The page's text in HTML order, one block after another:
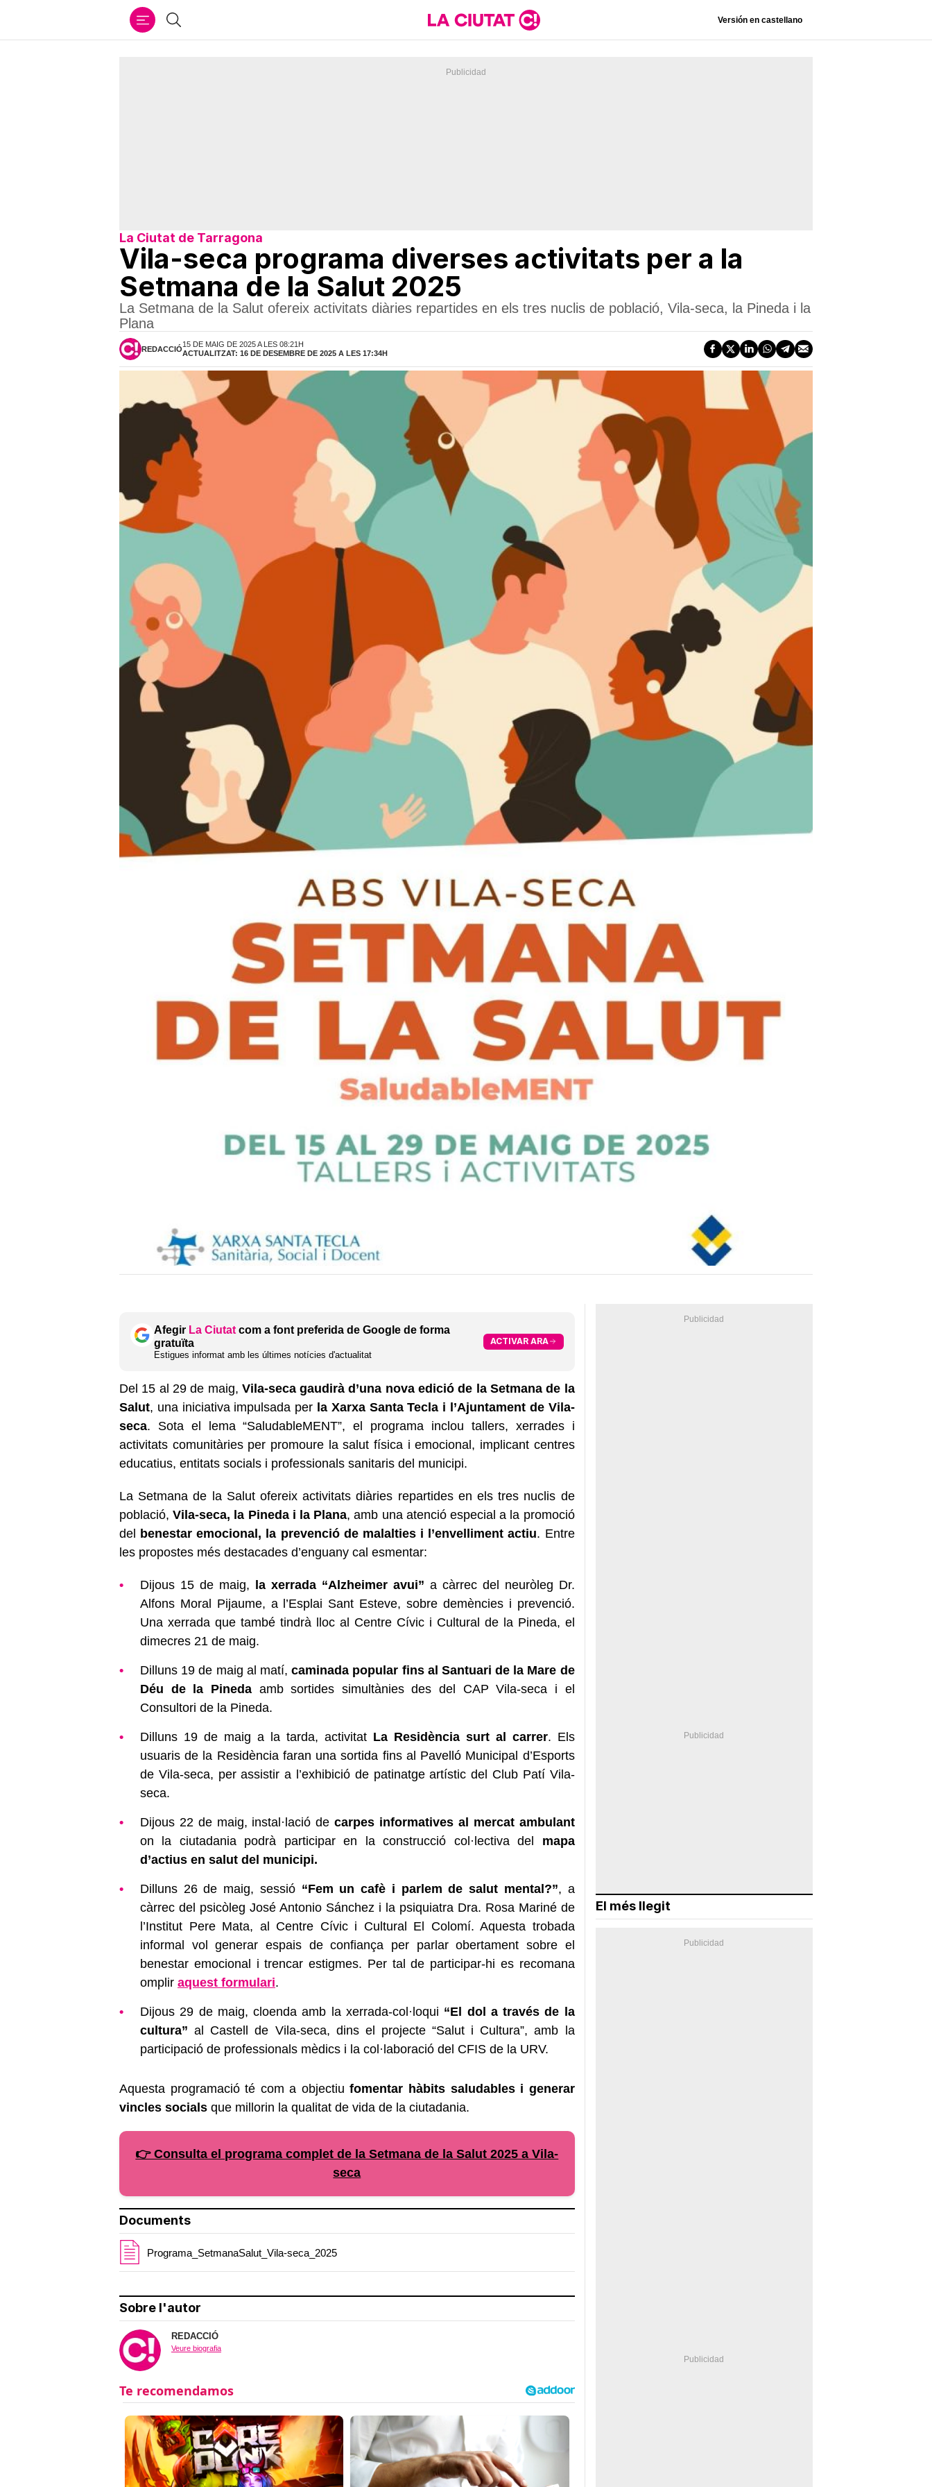
Cercar Versión en castellano
La Ciutat de Tarragona
Vila-seca programa diverses activitats per a la
Setmana de la Salut 2025
La Setmana de la Salut ofereix activitats diàries repartides en els tres nuclis de població, Vila-seca, la Pineda i la
Plana
REDACCIÓ
15 DE MAIG DE 2025 A LES 08:21H
ACTUALITZAT: 16 DE DESEMBRE DE 2025 A LES 17:34H
Afegir La Ciutat com a font preferida de Google de forma
gratuïta
Estigues informat amb les últimes notícies d'actualitat
ACTIVAR ARA
Del 15 al 29 de maig, Vila-seca gaudirà d’una nova edició de la Setmana de la
Salut, una iniciativa impulsada per la Xarxa Santa Tecla i l’Ajuntament de Vila-
seca. Sota el lema “SaludableMENT”, el programa inclou tallers, xerrades i
activitats comunitàries per promoure la salut física i emocional, implicant centres
educatius, entitats socials i professionals sanitaris del municipi.
La Setmana de la Salut ofereix activitats diàries repartides en els tres nuclis de
població,Vila-seca, la Pineda i la Plana, amb una atenció especial a la promoció
del benestar emocional, la prevenció de malalties i l’envelliment actiu. Entre
les propostes més destacades d’enguany cal esmentar:
Dijous 15 de maig, la xerrada “Alzheimer avui” a càrrec del neuròleg Dr.
Alfons Moral Pijaume, a l’Esplai Sant Esteve, sobre demències i prevenció.
Una xerrada que també tindrà lloc al Centre Cívic i Cultural de la Pineda, el
dimecres 21 de maig.
Dilluns 19 de maig al matí,caminada popular fins al Santuari de la Mare de
Déu de la Pinedaamb sortides simultànies des del CAP Vila-seca i el
Consultori de la Pineda.
Dilluns 19 de maig a la tarda, activitat La Residència surt al carrer. Els
usuaris de la Residència faran una sortida fins al Pavelló Municipal d’Esports
de Vila-seca, per assistir a l’exhibició de patinatge artístic del Club Patí Vila-
seca.
Dijous 22 de maig, instal·lació decarpes informatives al mercat ambulant
on la ciutadania podrà participar en la construcció col·lectiva del mapa
d’actius en salut del municipi.
Dilluns 26 de maig, sessió “Fem un cafè i parlem de salut mental?”, a
càrrec del psicòleg José Antonio Sánchez i la psiquiatra Dra. Rosa Mariné de
l’Institut Pere Mata, al Centre Cívic i Cultural El Colomí. Aquesta trobada
informal vol generar espais de confiança per parlar obertament sobre el
benestar emocional i trencar estigmes. Per tal de participar-hi es recomana
omplir aquest formulari.
Dijous 29 de maig, cloenda amb la xerrada-col·loqui “El dol a través de la
cultura” al Castell de Vila-seca, dins el projecte “Salut i Cultura”, amb la
participació de professionals mèdics i la col·laboració del CFIS de la URV.
Aquesta programació té com a objectiufomentar hàbits saludables i generar
vincles socials que millorin la qualitat de vida de la ciutadania.
👉 Consulta el programa complet de la Setmana de la Salut 2025 a Vila-
seca
Documents
Programa_SetmanaSalut_Vila-seca_2025
Sobre l'autor
REDACCIÓ
Veure biografia
El més llegit